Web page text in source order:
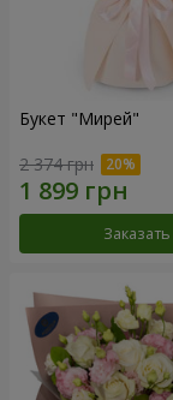
Букет "Мирей"
2 374 грн
Заказать